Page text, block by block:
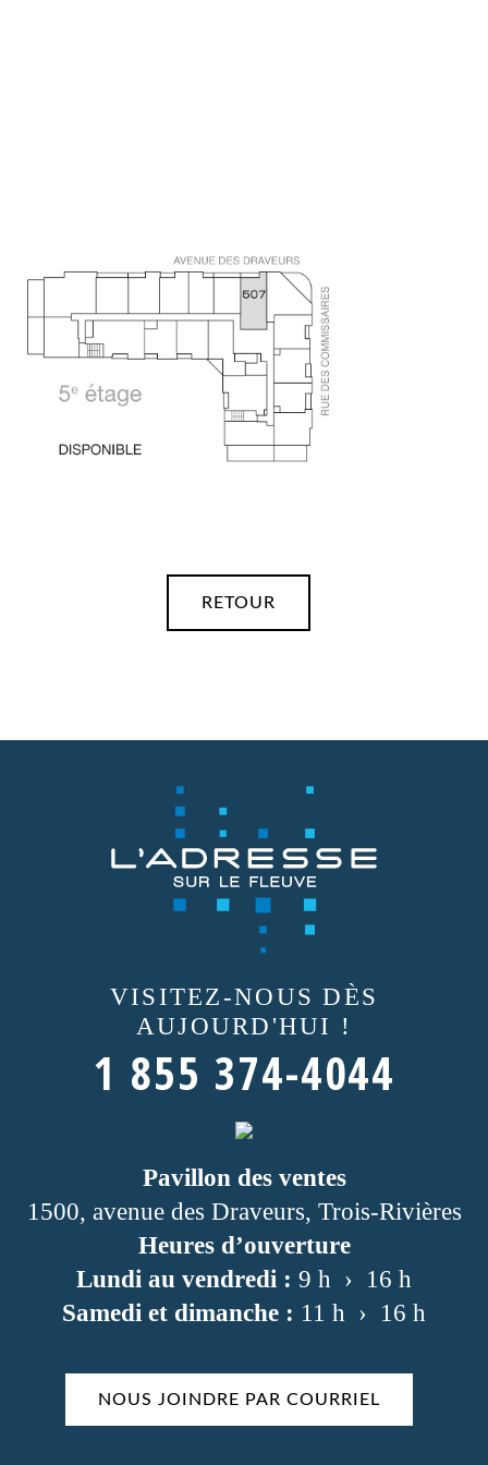
RETOUR
VISITEZ-NOUS DÈS
AUJOURD'HUI !
1 855 374-4044
Pavillon des ventes
1500, avenue des Draveurs, Trois-Rivières
Heures d’ouverture
Lundi au vendredi : 9 h › 16 h
Samedi et dimanche : 11 h › 16 h
NOUS JOINDRE PAR COURRIEL